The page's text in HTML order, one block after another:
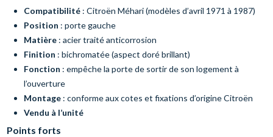
Compatibilité: Citroën Méhari (modèles d’avril 1971 à 1987)
Position : porte gauche
Matière: acier traité anticorrosion
Finition : bichromatée (aspect doré brillant)
Fonction : empêche la porte de sortir de son logement à
l’ouverture
Montage: conforme aux cotes et fixations d’origine Citroën
Vendu à l’unité
Points forts